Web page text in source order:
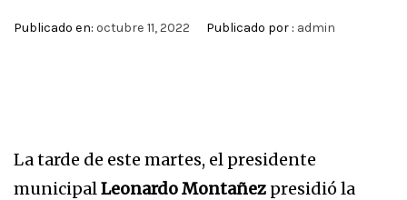
Publicado en: octubre 11, 2022 Publicado por : admin
La tarde de este martes, el presidente
municipalLeonardo Montañez presidió la